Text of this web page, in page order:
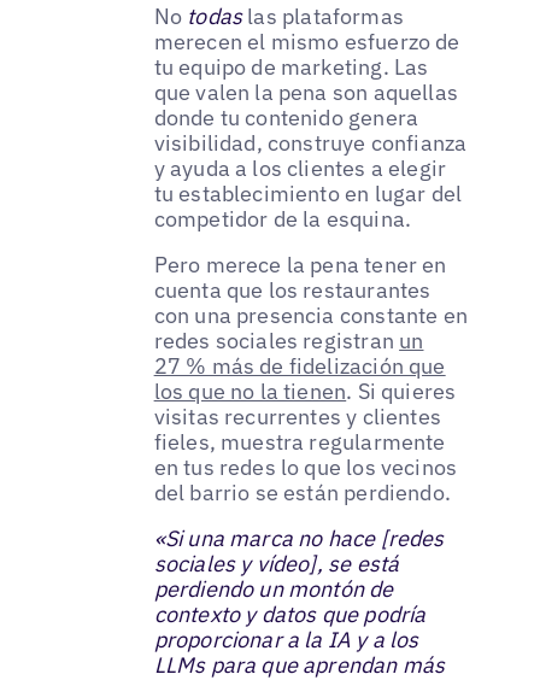
No todaslas plataformas
merecen el mismo esfuerzo de
tu equipo de marketing. Las
que valen la pena son aquellas
donde tu contenido genera
visibilidad, construye confianza
y ayuda a los clientes a elegir
tu establecimiento en lugar del
competidor de la esquina.
Pero merece la pena tener en
cuenta que los restaurantes
con una presencia constante en
redes sociales registran un
27 % más de fidelización que
los que no la tienen. Si quieres
visitas recurrentes y clientes
fieles, muestra regularmente
en tus redes lo que los vecinos
del barrio se están perdiendo.
«Si una marca no hace [redes
sociales y vídeo], se está
perdiendo un montón de
contexto y datos que podría
proporcionar a la IA y a los
LLMs para que aprendan más